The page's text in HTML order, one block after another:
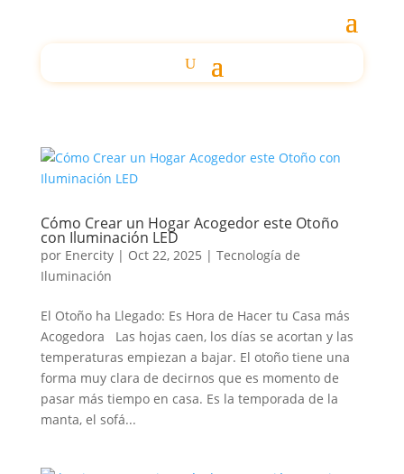
Cómo Crear un Hogar Acogedor este Otoño
con Iluminación LED
por Enercity| Oct 22, 2025 | Tecnología de
Iluminación
El Otoño ha Llegado: Es Hora de Hacer tu Casa más
Acogedora Las hojas caen, los días se acortan y las
temperaturas empiezan a bajar. El otoño tiene una
forma muy clara de decirnos que es momento de
pasar más tiempo en casa. Es la temporada de la
manta, el sofá...